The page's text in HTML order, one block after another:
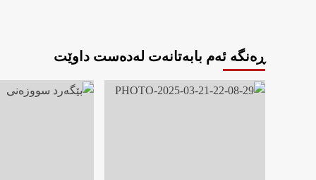
ڕەنگە ئەم بابەتانەت لەدەست داوێت